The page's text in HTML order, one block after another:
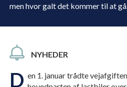
NYHEDER
men hvor galt det kommer til at
D en 1. januar trådte